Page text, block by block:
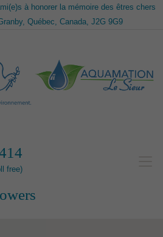
à honorer la mémoire des êtres chers
Québec, Canada, J2G 9G9
free)